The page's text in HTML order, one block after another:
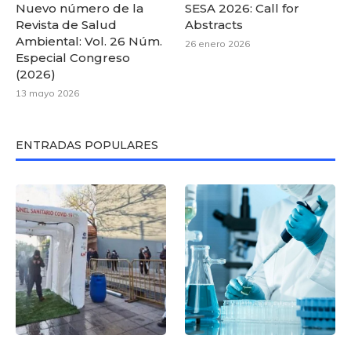
Nuevo número de la
Revista de Salud
Ambiental: Vol. 26 Núm.
Especial Congreso
(2026)
13 mayo 2026
SESA 2026: Call for
Abstracts
26 enero 2026
ENTRADAS POPULARES